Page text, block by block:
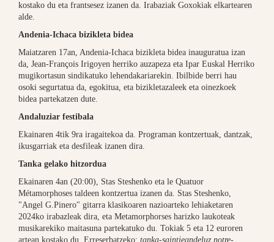
kostako du eta frantsesez izanen da. Irabaziak Goxokiak elkartearen
alde.
Andenia-Ichaca bizikleta bidea
Maiatzaren 17an, Andenia-Ichaca bizikleta bidea inauguratua izan
da, Jean-François Irigoyen herriko auzapeza eta Ipar Euskal Herriko
mugikortasun sindikatuko lehendakariarekin. Ibilbide berri hau
osoki segurtatua da, egokitua, eta bizikletazaleek eta oinezkoek
bidea partekatzen dute.
Andaluziar festibala
Ekainaren 4tik 9ra iragaitekoa da. Programan kontzertuak, dantzak,
ikusgarriak eta desfileak izanen dira.
Tanka gelako hitzordua
Ekainaren 4an (20:00), Stas Steshenko eta le Quatuor
Métamorphoses taldeen kontzertua izanen da. Stas Steshenko,
"Angel G.Pinero" gitarra klasikoaren nazioarteko lehiaketaren
2024ko irabazleak dira, eta Metamorphorses harizko laukoteak
musikarekiko maitasuna partekatuko du. Tokiak 5 eta 12 euroren
artean kostako du. Erreserbatzeko: tanka-saintjeandeluz.notre-